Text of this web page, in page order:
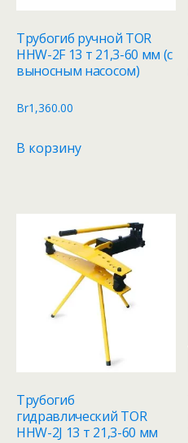
Трубогиб ручной TOR
HHW-2F 13 т 21,3-60 мм (с
выносным насосом)
Br1,360.00
В корзину
Трубогиб
гидравлический TOR
HHW-2J 13 т 21,3-60 мм